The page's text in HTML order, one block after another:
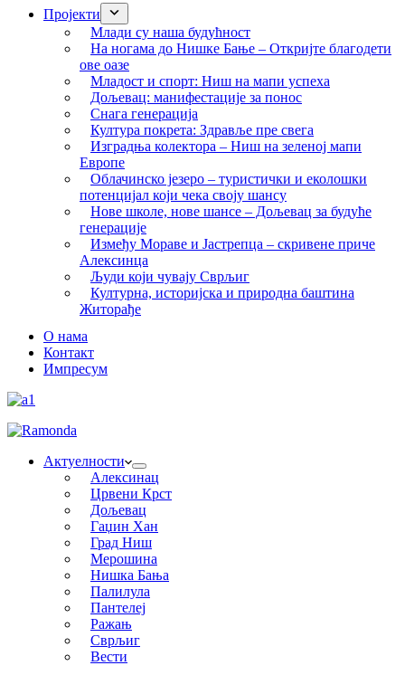
Пројекти
Млади су наша будућност
На ногама до Нишке Бање – Откријте благодети
ове оазе
Младост и спорт: Ниш на мапи успеха
Дољевац: манифестације за понос
Снага генерација
Култура покрета: Здравље пре свега
Изградња колектора – Ниш на зеленој мапи
Европе
Облачинско језеро – туристички и еколошки
потенцијал који чека своју шансу
Нове школе, нове шансе – Дољевац за будуће
генерације
Између Мораве и Јастрепца – скривене приче
Алексинца
Људи који чувају Сврљиг
Културна, историјска и природна баштина
Житорађе
О нама
Контакт
Импресум
Актуелности
Алексинац
Црвени Крст
Дољевац
Гаџин Хан
Град Ниш
Мерошина
Нишка Бања
Палилула
Пантелеј
Ражањ
Сврљиг
Вести